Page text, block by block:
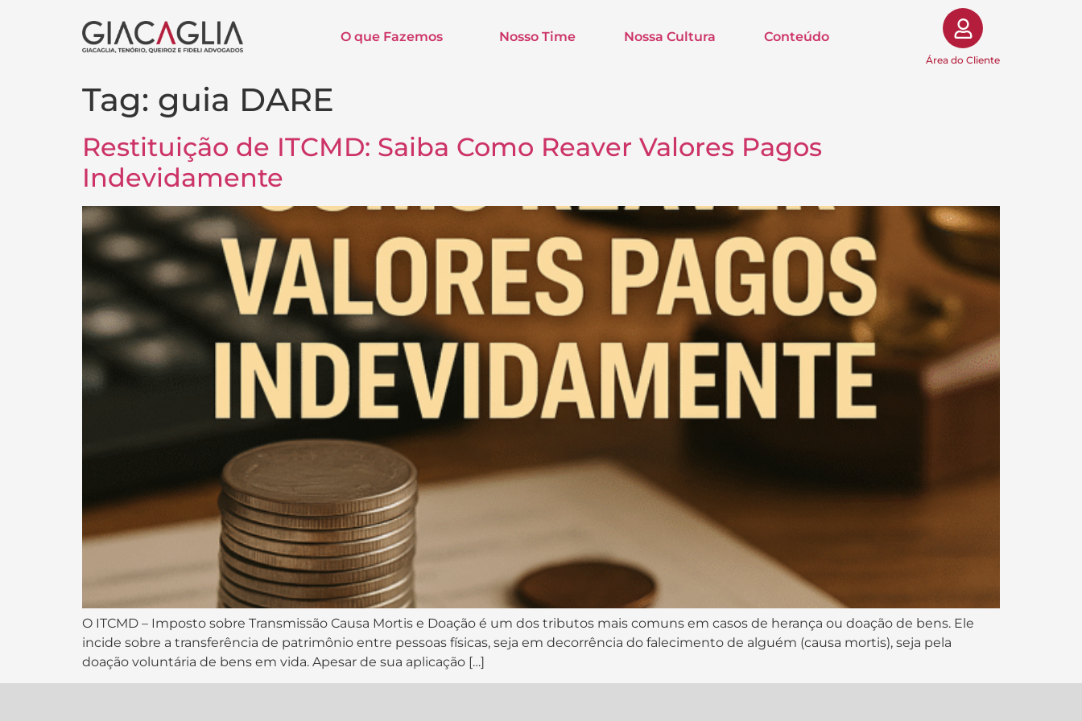
O que Fazemos Nosso Time Nossa Cultura Conteúdo
Área do Cliente
Tag: guia DARE
Restituição de ITCMD: Saiba Como Reaver Valores Pagos
Indevidamente
O ITCMD – Imposto sobre Transmissão Causa Mortis e Doação é um dos tributos mais comuns em casos de herança ou doação de bens. Ele
incide sobre a transferência de patrimônio entre pessoas físicas, seja em decorrência do falecimento de alguém (causa mortis), seja pela
doação voluntária de bens em vida. Apesar de sua aplicação […]